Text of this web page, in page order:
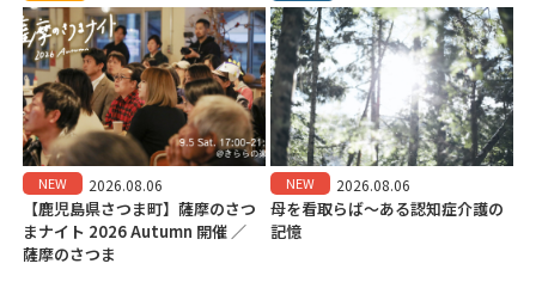
NEW 2026.08.06
【鹿児島県さつま町】薩摩のさつ
まナイト 2026 Autumn 開催 ／
薩摩のさつま
NEW 2026.08.06
母を看取らば～ある認知症介護の
記憶